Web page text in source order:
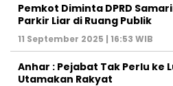
Pemkot Diminta DPRD
Parkir Liar di Ruang Publik
11 September 2025 | 16:53 WIB
Anhar : Pejabat Tak Perlu ke
Utamakan Rakyat